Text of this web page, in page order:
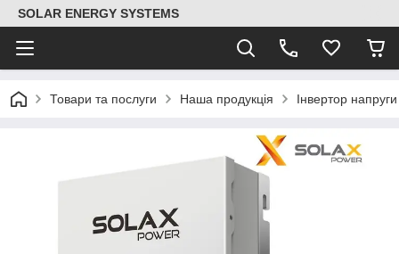
SOLAR ENERGY SYSTEMS
Товари та послуги Наша продукція Інвертор